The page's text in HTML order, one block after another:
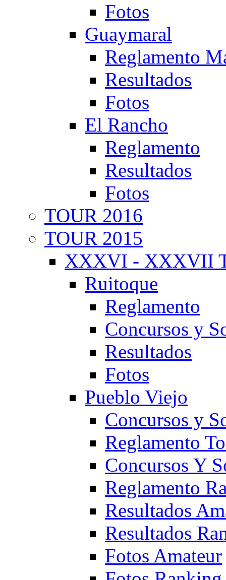
Fotos
Guaymaral
Reglamento
Resultados
Fotos
El Rancho
Reglamento
Resultados
Fotos
TOUR 2016
TOUR 2015
XXXVI - XXXVII
Ruitoque
Reglamento
Concursos y
Resultados
Fotos
Pueblo Viejo
Concursos y
Reglamento
Concursos Y
Reglamento
Resultados
Resultados
Fotos Amateur